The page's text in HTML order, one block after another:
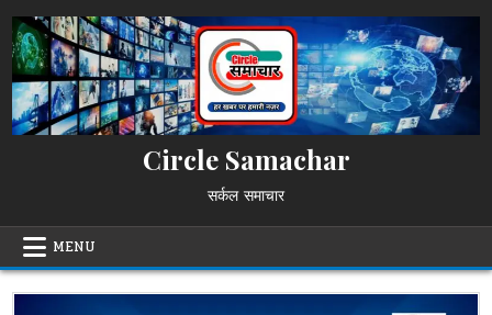
to
content
Circle Samachar
सर्कल समाचार
MENU